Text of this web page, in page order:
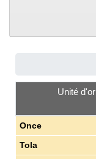
Unité d'or
Once
Tola